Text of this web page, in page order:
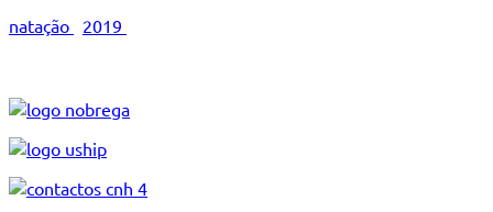
natação 2019